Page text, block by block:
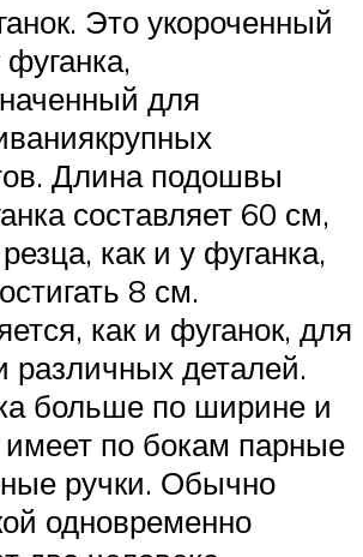
Это укороченный
для
Длина подошвы
составляет 60 см,
как и у фуганка,
8 см.
как и фуганок, для
различных деталей.
больше по ширине и
по бокам парные
ручки. Обычно
одновременно